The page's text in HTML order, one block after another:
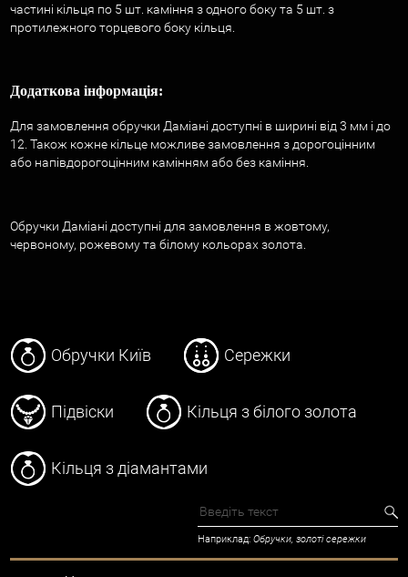
частині кільця по 5 шт. каміння з одного боку та 5 шт. з
протилежного торцевого боку кільця.
Додаткова інформація:
Для замовлення обручки Даміані доступні в ширині від 3 мм і до
12. Також кожне кільце можливе замовлення з дорогоцінним
або напівдорогоцінним камінням або без каміння.
Обручки Даміані доступні для замовлення в жовтому,
червоному, рожевому та білому кольорах золота.
Обручки Київ Сережки
Підвіски Кільця з білого золота
Кільця з діамантами
Наприклад:Обручки, золоті сережки